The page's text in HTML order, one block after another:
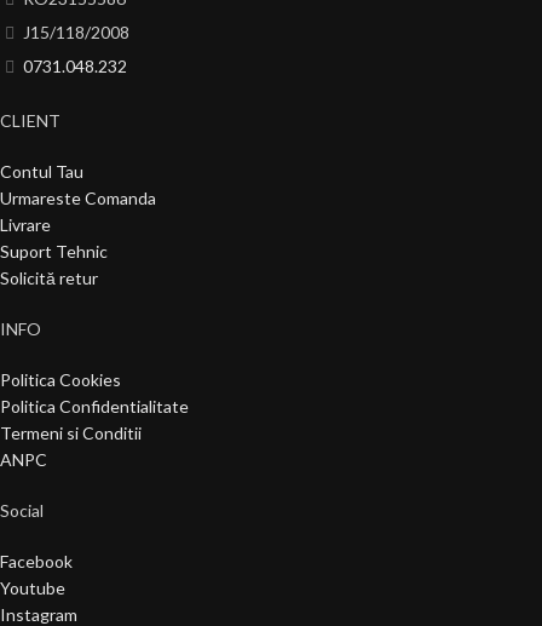
J15/118/2008
0731.048.232
CLIENT
Contul Tau
Urmareste Comanda
Livrare
Suport Tehnic
Solicită retur
INFO
Politica Cookies
Politica Confidentialitate
Termeni si Conditii
ANPC
Social
Facebook
Youtube
Instagram